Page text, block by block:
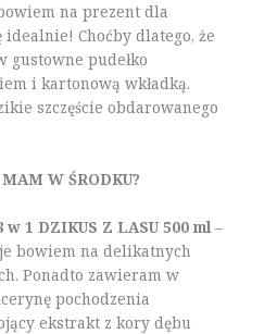
na prezent dla
idealnie! Choćby dlatego, że
gustowne pudełko
i kartonową wkładką.
szczęście obdarowanego
W ŚRODKU?
1 DZIKUS Z LASU 500 ml –
bowiem na delikatnych
Ponadto zawieram w
pochodzenia
ekstrakt z kory dębu